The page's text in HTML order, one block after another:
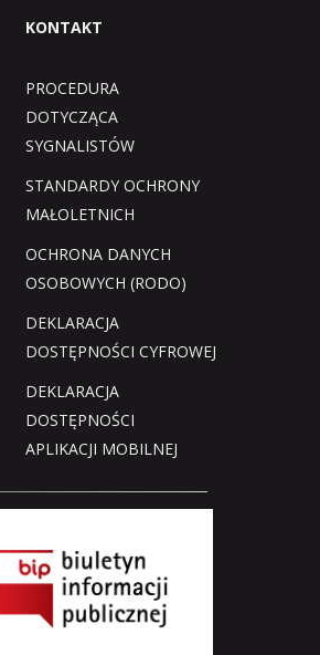
KONTAKT
PROCEDURA
DOTYCZĄCA
SYGNALISTÓW
STANDARDY OCHRONY
MAŁOLETNICH
OCHRONA DANYCH
OSOBOWYCH (RODO)
DEKLARACJA
DOSTĘPNOŚCI CYFROWEJ
DEKLARACJA
DOSTĘPNOŚCI
APLIKACJI MOBILNEJ